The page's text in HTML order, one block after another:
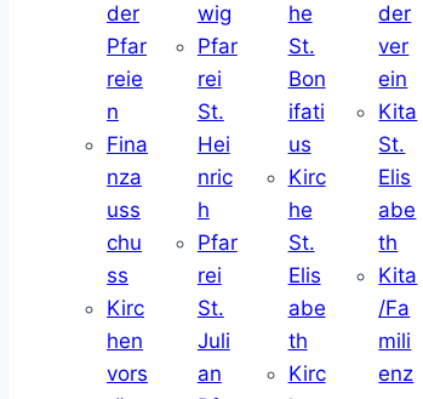
der
Pfar
reie
n
Fina
nza
uss
chu
ss
Kirc
hen
vors
wig
Pfar
rei
St.
Hei
nric
h
Pfar
rei
St.
Juli
an
he
St.
Bon
ifati
us
Kirc
he
St.
Elis
abe
th
Kirc
der
ver
ein
Kita
St.
Elis
abe
th
Kita
/Fa
mili
enz